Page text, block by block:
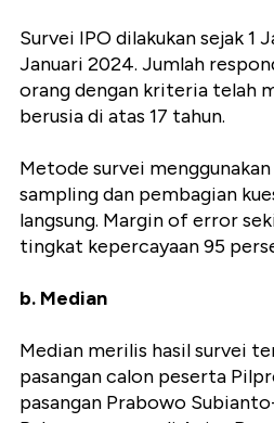
Survei IPO dilakukan sejak 1
Januari 2024. Jumlah
orang dengan kriteria telah
berusia di atas 17 tahun.
Metode survei
sampling dan pembagian
langsung. Margin of error
tingkat kepercayaan 95
b. Median
Median merilis hasil survei
pasangan calon peserta
pasangan Prabowo